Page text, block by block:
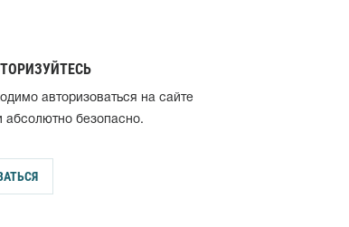
авторизоваться на сайте
абсолютно безопасно.